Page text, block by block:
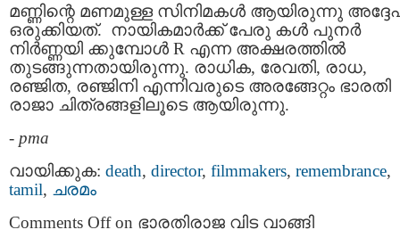
മണ്ണിന്റെ മണമുള്ള സിനിമകൾ ആയിരുന്നു
ഒരുക്കിയത്. നായികമാർക്ക് പേരു കൾ പുനർ
നിർണ്ണയി ക്കുമ്പോൾ R എന്ന അക്ഷരത്തിൽ
തുടങ്ങുന്നതായിരുന്നു. രാധിക, രേവതി, രാധ,
രഞ്ജിത, രഞ്ജിനി എന്നിവരുടെ അരങ്ങേറ്റം ഭാരതി
രാജാ ചിത്രങ്ങളിലൂടെ ആയിരുന്നു.
- pma
വായിക്കുക: death, director, filmmakers, remembrance,
tamil, ചരമം
Comments Offon ഭാരതിരാജ വിട വാങ്ങി